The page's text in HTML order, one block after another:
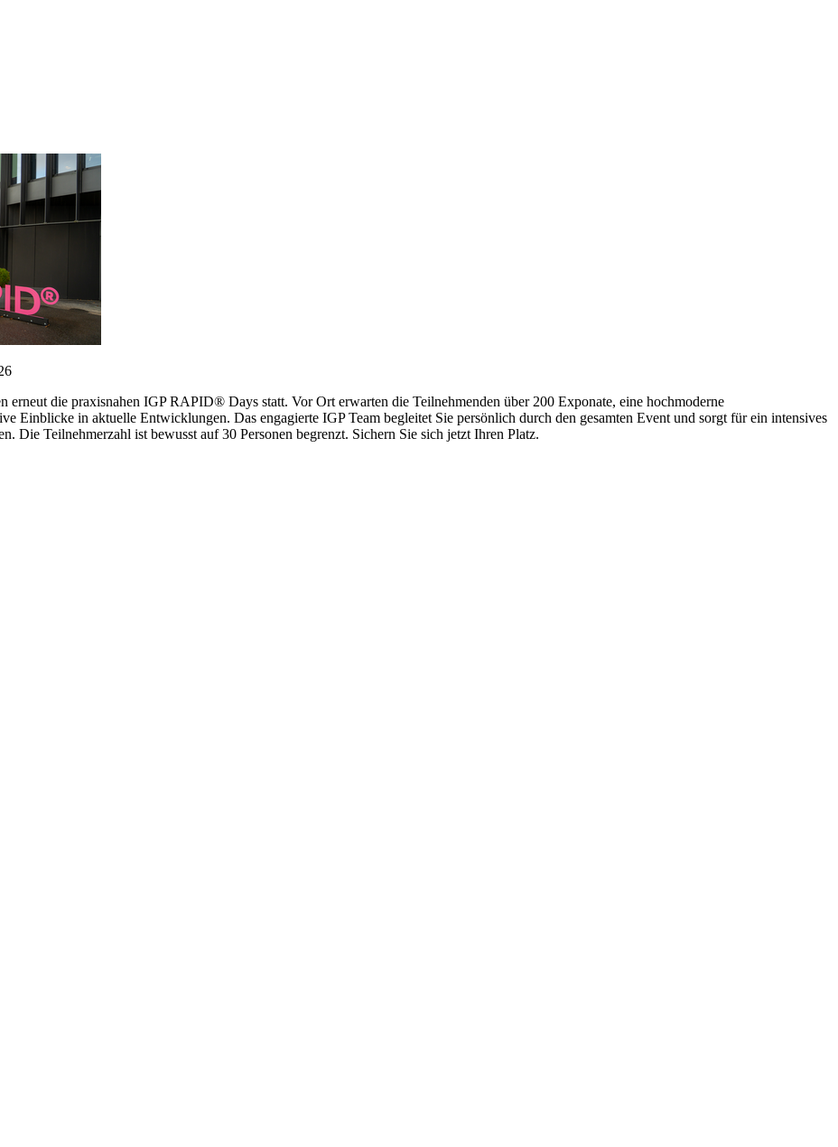
die praxisnahen IGP RAPID® Days statt. Vor Ort erwarten die Teilnehmenden über 200 Exponate, eine hochmoderne
Einblicke in aktuelle Entwicklungen. Das engagierte IGP Team begleitet Sie persönlich durch den gesamten Event und sorgt für ein intensives
Die Teilnehmerzahl ist bewusst auf 30 Personen begrenzt. Sichern Sie sich jetzt Ihren Platz.